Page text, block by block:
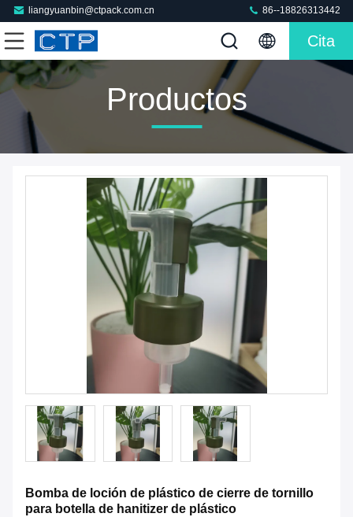
liangyuanbin@ctpack.com.cn 86--18826313442
Cita
Productos
Bomba de loción de plástico de cierre de tornillo
para botella de hanitizer de plástico